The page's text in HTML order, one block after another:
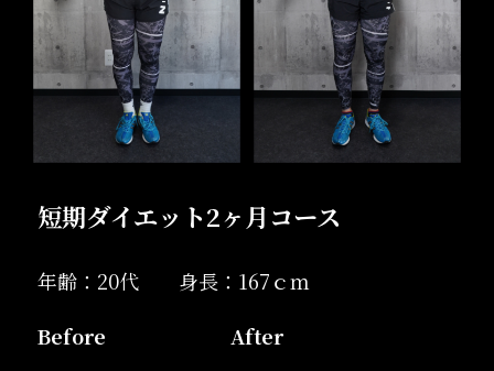
短期ダイエット2ヶ月コース
年齢：20代 身長：167ｃｍ
Before
After